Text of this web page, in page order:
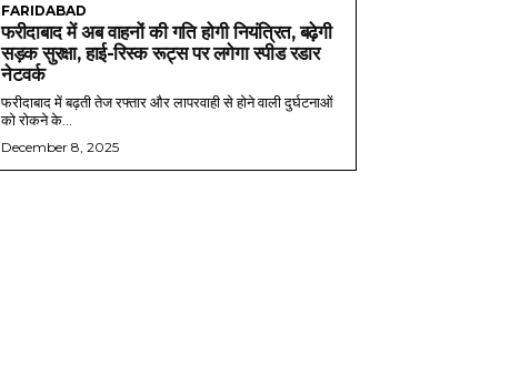
FARIDABAD
फरीदाबाद में अब वाहनों की गति होगी नियंत्रित, बढ़ेगी
सड़क सुरक्षा, हाई-रिस्क रूट्स पर लगेगा स्पीड रडार
नेटवर्क
फरीदाबाद में बढ़ती तेज रफ्तार और लापरवाही से होने वाली दुर्घटनाओं
को रोकने के...
December 8, 2025